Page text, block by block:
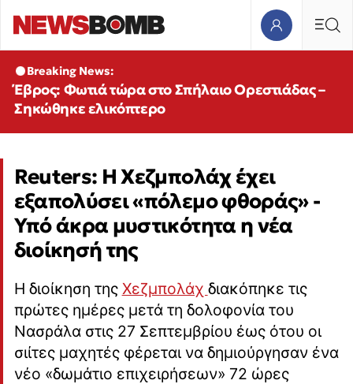
Breaking News:
Έβρος: Φωτιά τώρα στο Σπήλαιο Ορεστιάδας –
Σηκώθηκε ελικόπτερο
Reuters: Η Χεζμπολάχ έχει
εξαπολύσει «πόλεμο φθοράς» -
Υπό άκρα μυστικότητα η νέα
διοίκησή της
Η διοίκηση της Χεζμπολάχ διακόπηκε τις
πρώτες ημέρες μετά τη δολοφονία του
Νασράλα στις 27 Σεπτεμβρίου έως ότου οι
σιίτες μαχητές φέρεται να δημιούργησαν ένα
νέο «δωμάτιο επιχειρήσεων» 72 ώρες